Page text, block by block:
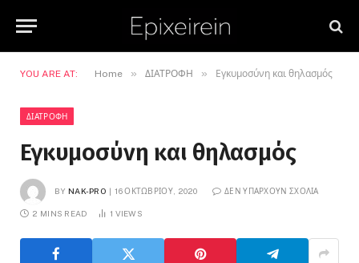
YOU ARE AT: Home » ΔΙΑΤΡΟΦΗ » Εγκυμοσύνη και θηλασμός
ΔΙΑΤΡΟΦΗ
Εγκυμοσύνη και θηλασμός
BY NAK-PRO 16 ΟΚΤΩΒΡΊΟΥ, 2020 ΔΕΝ ΥΠΆΡΧΟΥΝ ΣΧΌΛΙΑ
2 MINS READ 1 VIEWS